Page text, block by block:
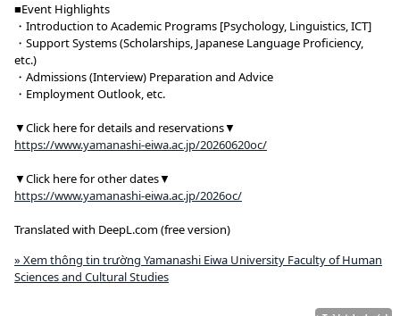
■Event Highlights
・Introduction to Academic Programs [Psychology, Linguistics, ICT]
・Support Systems (Scholarships, Japanese Language Proficiency,
etc.)
・Admissions (Interview) Preparation and Advice
・Employment Outlook, etc.
▼Click here for details and reservations▼
https://www.yamanashi-eiwa.ac.jp/20260620oc/
▼Click here for other dates▼
https://www.yamanashi-eiwa.ac.jp/2026oc/
Translated with DeepL.com (free version)
» Xem thông tin trường Yamanashi Eiwa University Faculty of Human
Sciences and Cultural Studies